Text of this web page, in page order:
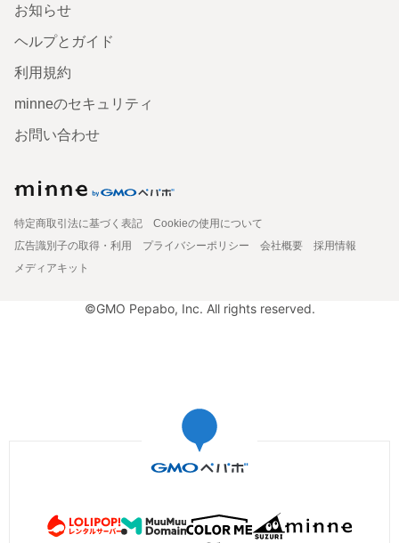
お知らせ
ヘルプとガイド
利用規約
minneのセキュリティ
お問い合わせ
特定商取引法に基づく表記
Cookieの使用について
広告識別子の取得・利用
プライバシーポリシー 会社概要
採用情報
メディアキット
©GMO Pepabo, Inc. All rights reserved.